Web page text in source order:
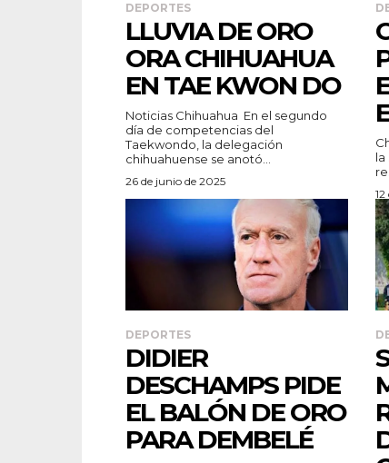
DEPORTES
LLUVIA DE ORO
ORA CHIHUAHUA
EN TAE KWON DO
Noticias Chihuahua En el segundo
día de competencias del
Taekwondo, la delegación
chihuahuense se anotó...
26 de junio de 2025
la
DEPORTES
DIDIER
DESCHAMPS PIDE
EL BALÓN DE ORO
PARA DEMBELÉ